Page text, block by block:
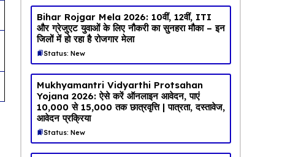
Bihar Rojgar Mela 2026: 10वीं, 12वीं, ITI
और ग्रेजुएट युवाओं के लिए नौकरी का सुनहरा मौका – इन
जिलों में हो रहा है रोजगार मेला
Status: New
Mukhyamantri Vidyarthi Protsahan
Yojana 2026: ऐसे करें ऑनलाइन आवेदन, पाएं
₹10,000 से ₹15,000 तक छात्रवृत्ति | पात्रता, दस्तावेज,
आवेदन प्रक्रिया
Status: New